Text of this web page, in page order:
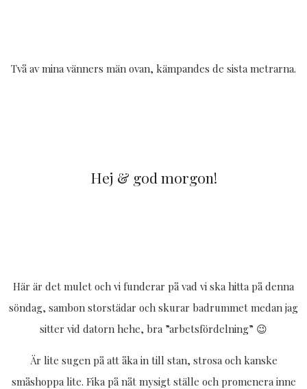
Två av mina vänners män ovan, kämpandes de sista metrarna.
Hej & god morgon!
Här är det mulet och vi funderar på vad vi ska hitta på denna
söndag, sambon storstädar och skurar badrummet medan jag
sitter vid datorn hehe, bra ”arbetsfördelning” 😉
Är lite sugen på att åka in till stan, strosa och kanske
småshoppa lite. Fika på nåt mysigt ställe och promenera inne